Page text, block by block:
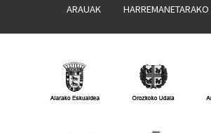
ARAUAK HARREMANETARAKO